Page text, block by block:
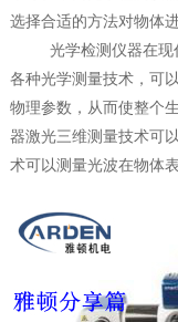
选择合适的方法对物体
光学检测仪器在现
各种光学测量技术，可
物理参数，从而使整个
器激光三维测量技术可
术可以测量光波在物体